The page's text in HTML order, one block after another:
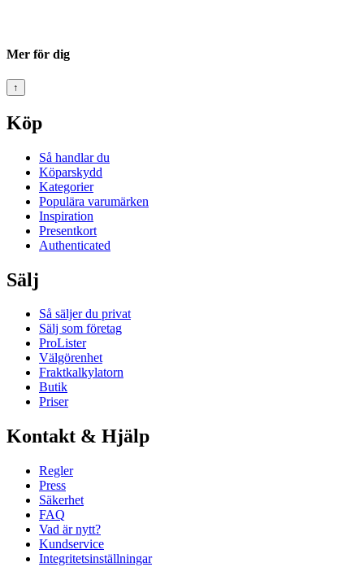
Mer för dig
↑
Köp
Så handlar du
Köparskydd
Kategorier
Populära varumärken
Inspiration
Presentkort
Authenticated
Sälj
Så säljer du privat
Sälj som företag
ProLister
Välgörenhet
Fraktkalkylatorn
Butik
Priser
Kontakt & Hjälp
Regler
Press
Säkerhet
FAQ
Vad är nytt?
Kundservice
Integritetsinställningar